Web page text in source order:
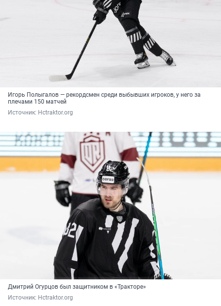
Игорь Полыгалов — рекордсмен среди выбывших игроков, у него за
плечами 150 матчей
Источник: Hctraktor.org
Дмитрий Огурцов был защитником в «Тракторе»
Источник: Hctraktor.org